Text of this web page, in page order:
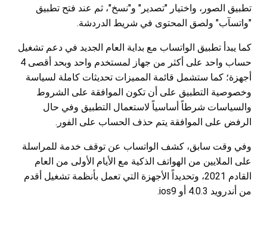
تطبيق الصور، واختيار "تصدير" و"نسخ"، ثم عند فتح تطبيق
"واتسآب" ولصق المحتوى في شريط الدردشة.
كما يبدأ تطبيق الواتساب مع بداية العام الجديد في دعم تشغيل
حساب واحد على أكثر من جهاز لمستخدم واحد وبحد أقصى 4
أجهزة؛ كما ستشمل قائمة المميزات تحديثات كاملة لسياسة
وخصوصية التطبيق على أن تكون الموافقة على الشروط
والسياسات شرطاً أساسياً لاستعمال التطبيق وفي حال
الرفض على الموافقة يتم حذف الحساب على الفور.
وفي وقت سابق، كشف الواتساب عن توقف خدمة للمراسلة
على الملايين من الهواتف الذكية مع الأيام الأولى من العام
القادم 2021، وتحديداً الأجهزة التي تعمل بأنظمة تشغيل أقدم
من أندرويد 4.0.3 أو ios9.